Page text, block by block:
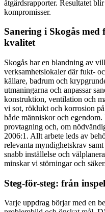
åtgärdsrapporter. Resultatet
kompromisser.
Sanering i Skogås
kvalitet
Skogås har en blandning av
verksamhetslokaler där fukt-
källare, badrum och
utmaningarna och anpassar
konstruktion, ventilation och
vi sot, röklukt och korrosion
både människor och
provtagning och, om
2006:1. Allt arbete leds av
relevanta myndighetskrav
snabb inställelse och
minskar vi störningar och
Steg-för-steg: från
Varje uppdrag börjar med en